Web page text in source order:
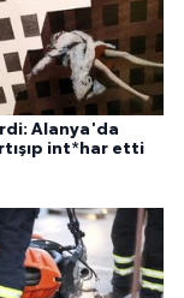
Alanya'da
int*har etti